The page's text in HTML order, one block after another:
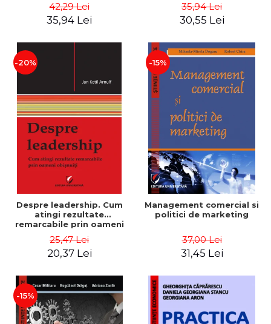
42,29 Lei
35,94 Lei
Dumitrascu
35,94 Lei
30,55 Lei
-20%
Despre leadership. Cum
atingi rezultate
remarcabile prin oameni
25,47 Lei
20,37 Lei
-15%
Management comercial si
politici de marketing
37,00 Lei
31,45 Lei
-15%